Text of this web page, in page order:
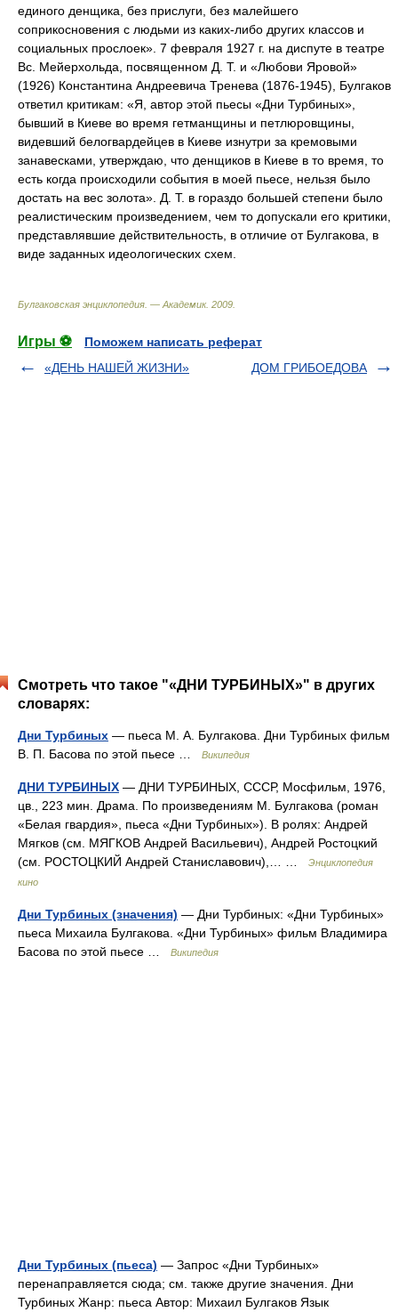
единого денщика, без прислуги, без малейшего
соприкосновения с людьми из каких-либо других классов и
социальных прослоек». 7 февраля 1927 г. на диспуте в театре
Вс. Мейерхольда, посвященном Д. Т. и «Любови Яровой»
(1926) Константина Андреевича Тренева (1876-1945), Булгаков
ответил критикам: «Я, автор этой пьесы «Дни Турбиных»,
бывший в Киеве во время гетманщины и петлюровщины,
видевший белогвардейцев в Киеве изнутри за кремовыми
занавесками, утверждаю, что денщиков в Киеве в то время, то
есть когда происходили события в моей пьесе, нельзя было
достать на вес золота». Д. Т. в гораздо большей степени было
реалистическим произведением, чем то допускали его критики,
представлявшие действительность, в отличие от Булгакова, в
виде заданных идеологических схем.
Булгаковская энциклопедия. — Академик. 2009
Игры ⚽
Поможем написать реферат
«ДЕНЬ НАШЕЙ ЖИЗНИ»
ДОМ ГРИБОЕДОВА
Смотреть что такое "«ДНИ ТУРБИНЫХ»" в других
словарях:
Дни Турбиных — пьеса М. А. Булгакова. Дни Турбиных фильм
В. П. Басова по этой пьесе …
Википедия
ДНИ ТУРБИНЫХ — ДНИ ТУРБИНЫХ, СССР, Мосфильм, 1976,
цв., 223 мин. Драма. По произведениям М. Булгакова (роман
«Белая гвардия», пьеса «Дни Турбиных»). В ролях: Андрей
Мягков (см. МЯГКОВ Андрей Васильевич), Андрей Ростоцкий
(см. РОСТОЦКИЙ Андрей Станиславович),… …
Энциклопедия
кино
Дни Турбиных (значения) — Дни Турбиных: «Дни Турбиных»
пьеса Михаила Булгакова. «Дни Турбиных» фильм Владимира
Басова по этой пьесе …
Википедия
Дни Турбиных (пьеса) — Запрос «Дни Турбиных»
перенаправляется сюда; см. также другие значения. Дни
Турбиных Жанр: пьеса Автор: Михаил Булгаков Язык